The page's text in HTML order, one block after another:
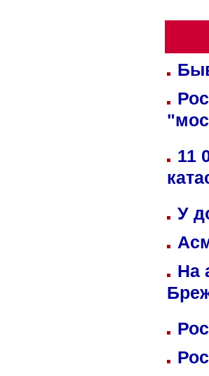
11
У
На